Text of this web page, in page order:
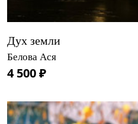
Дух земли
Белова Ася
4 500 ₽